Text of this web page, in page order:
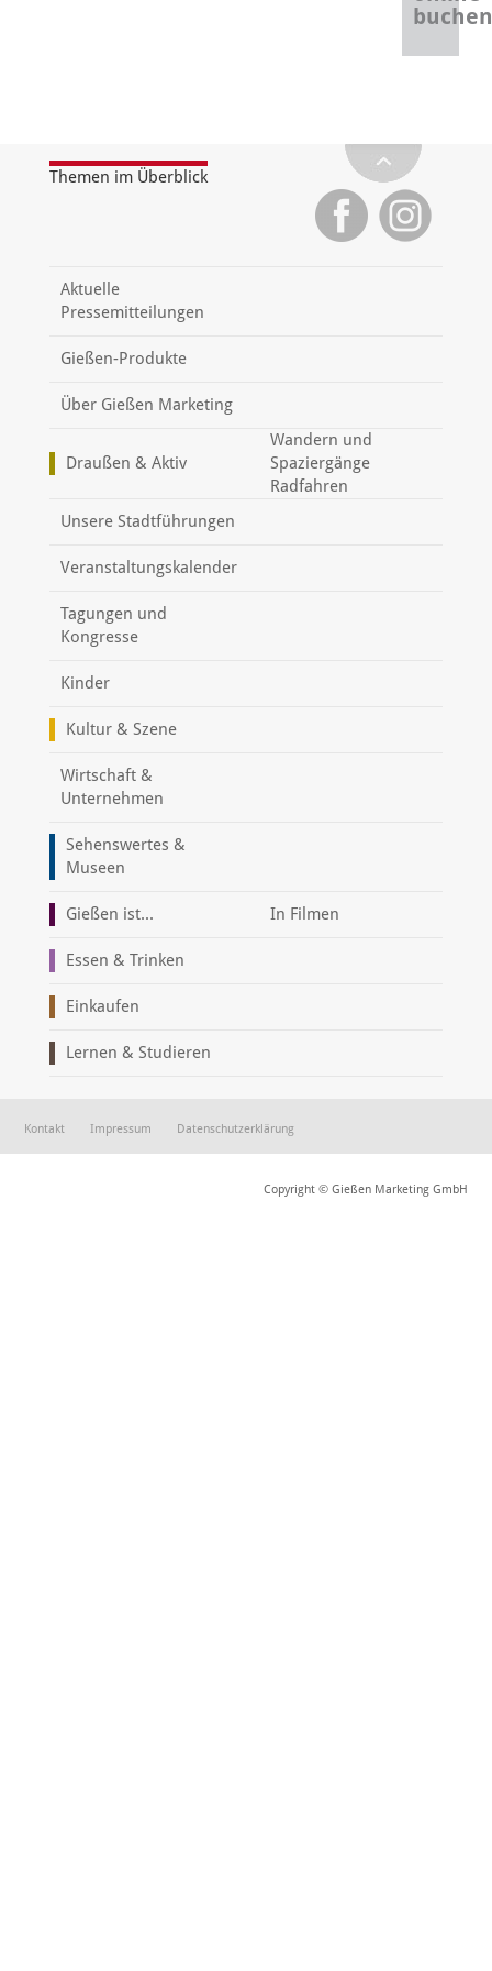
buchen
Themen im Überblick
Aktuelle
Pressemitteilungen
Gießen-Produkte
Über Gießen Marketing
Draußen & Aktiv
Wandern und
Spaziergänge
Radfahren
Unsere Stadtführungen
Veranstaltungskalender
Tagungen und
Kongresse
Kinder
Kultur & Szene
Wirtschaft &
Unternehmen
Sehenswertes &
Museen
Gießen ist... In Filmen
Essen & Trinken
Einkaufen
Lernen & Studieren
Kontakt Impressum Datenschutzerklärung
Copyright © Gießen Marketing GmbH